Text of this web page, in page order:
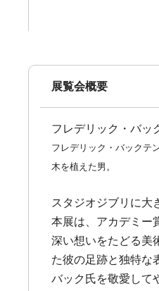
展覧会概要
フレデリック・バッ
フレデリック・バックテ
木を植えた男。
スタジオジブリに大
本展は、アカデミー
深い想いをたどる美
た彼の足跡と独特な
バック氏を敬愛して